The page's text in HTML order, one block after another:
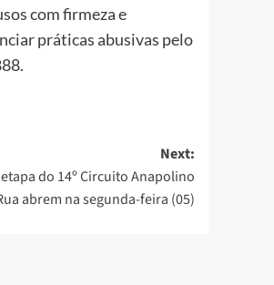
com firmeza e
práticas abusivas pelo
Next:
do 14º Circuito Anapolino
abrem na segunda-feira (05)